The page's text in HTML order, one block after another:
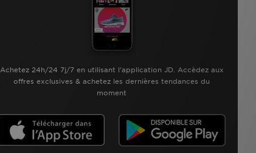
Achetez 24h/24 7j/7 en utilisant l'application JD. Accèdez aux
offres exclusives & achetez les dernières tendances du
moment